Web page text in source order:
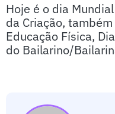
Hoje é o dia
da Criação,
Educação Física,
do Bailarino/